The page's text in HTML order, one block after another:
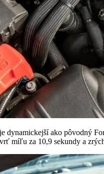
dynamickejší ako pôvodný
míľu za 10,9 sekundy a